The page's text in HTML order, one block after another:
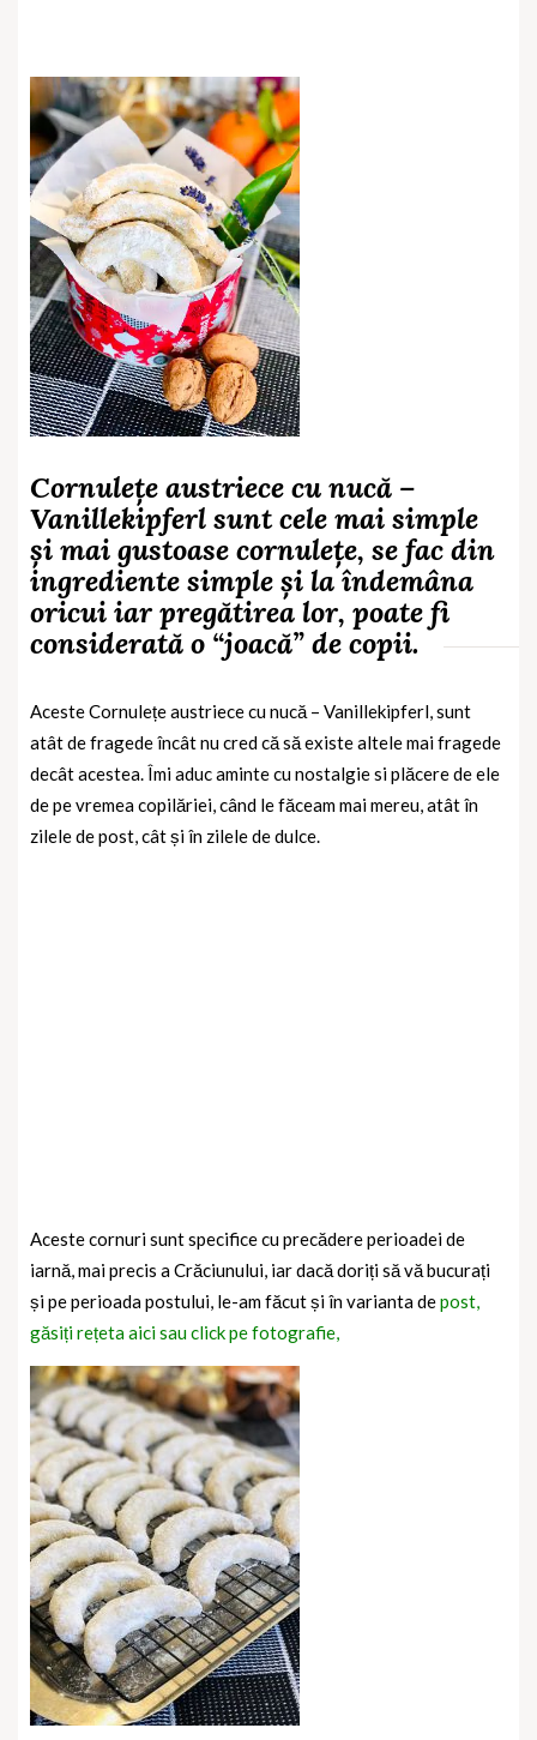
Cornulețe austriece cu nucă –
Vanillekipferl sunt cele mai simple
și mai gustoase cornulețe, se fac din
ingrediente simple și la îndemâna
oricui iar pregătirea lor, poate fi
considerată o “joacă” de copii.
Aceste Cornulețe austriece cu nucă – Vanillekipferl, sunt
atât de fragede încât nu cred că să existe altele mai fragede
decât acestea. Îmi aduc aminte cu nostalgie si plăcere de ele
de pe vremea copilăriei, când le făceam mai mereu, atât în
zilele de post, cât și în zilele de dulce.
Aceste cornuri sunt specifice cu precădere perioadei de
iarnă, mai precis a Crăciunului, iar dacă doriți să vă bucurați
și pe perioada postului, le-am făcut și în varianta depost,
găsiți rețeta aici sau click pe fotografie,